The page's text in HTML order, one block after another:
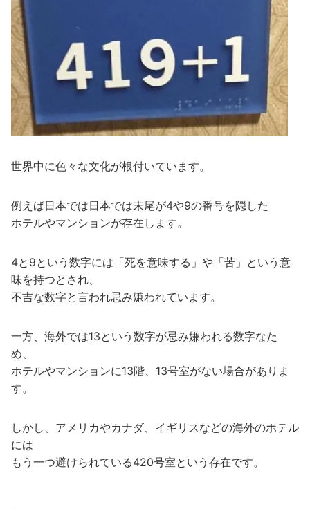
世界中に色々な文化が根付いています。
例えば日本では日本では末尾が4や9の番号を隠した
ホテルやマンションが存在します。
4と9という数字には「死を意味する」や「苦」という意
味を持つとされ、
不吉な数字と言われ忌み嫌われています。
一方、海外では13という数字が忌み嫌われる数字なた
め、
ホテルやマンションに13階、13号室がない場合がありま
す。
しかし、アメリカやカナダ、イギリスなどの海外のホテル
には
もう一つ避けられている420号室という存在です。